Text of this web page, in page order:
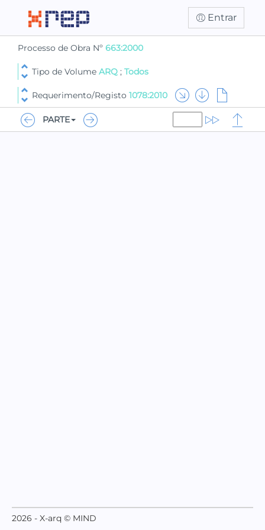
Entrar
Processo de Obra Nº 663:2000
Tipo de Volume ARQ ; Todos
Requerimento/Registo 1078:2010
PARTE
2026 - X-arq © MIND